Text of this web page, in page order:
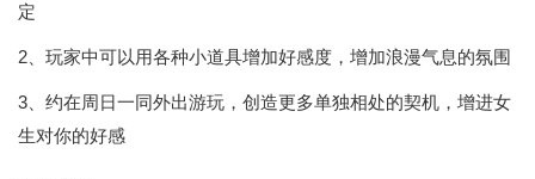
定
2、玩家中可以用各种小道具增加好感度，增加浪漫气息的氛围
3、约在周日一同外出游玩，创造更多单独相处的契机，增进女
生对你的好感